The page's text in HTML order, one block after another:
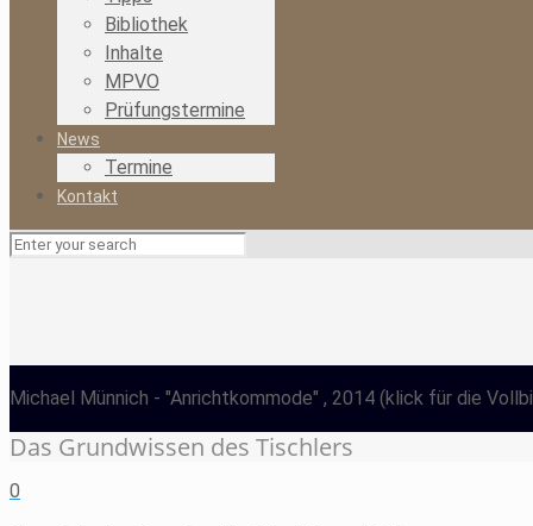
Bibliothek
Inhalte
MPVO
Prüfungstermine
News
Termine
Kontakt
Michael Münnich - "Anrichtkommode" , 2014 (klick für die
Das Grundwissen des Tischlers
0